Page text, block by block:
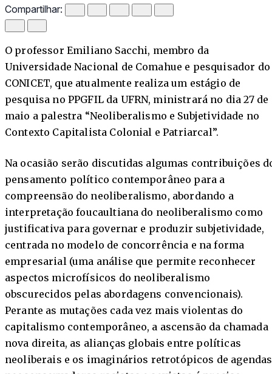
Compartilhar:
O professor Emiliano Sacchi, membro da
Universidade Nacional de Comahue e pesquisador do
CONICET, que atualmente realiza um estágio de
pesquisa no PPGFIL da UFRN, ministrará no dia 27 de
maio a palestra “Neoliberalismo e Subjetividade no
Contexto Capitalista Colonial e Patriarcal”.
Na ocasião serão discutidas algumas contribuições
pensamento político contemporâneo para a
compreensão do neoliberalismo, abordando a
interpretação foucaultiana do neoliberalismo como
justificativa para governar e produzir subjetividade,
centrada no modelo de concorrência e na forma
empresarial (uma análise que permite reconhecer
aspectos microfísicos do neoliberalismo
obscurecidos pelas abordagens convencionais).
Perante as mutações cada vez mais violentas do
capitalismo contemporâneo, a ascensão da chamada
nova direita, as alianças globais entre políticas
neoliberais e os imaginários retrotópicos de agendas